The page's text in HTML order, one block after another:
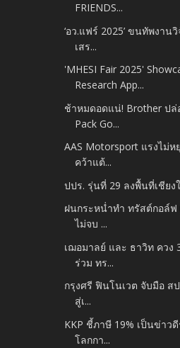
FRIENDS...
‘อว.แฟร์ 2025’ ขนทัพงาน
เสร...
'MHESI Fair 2025'
Research App...
ช้าหมดอดแน่! Brother ปล่
Pack Go...
AAS Motorsport แรงไม่ห
คว้าแต้...
ปปร. รุ่นที่ 29 ลงพื้นที่เชียง
ฝนกระหน่ำทำ ทรัสต์กอล์ฟ
ไม่จบ ...
เฌอมาลย์ และ ธาวิท ควง
ร่วม ทร...
กรุงศรี ฟินโนเวต จับมือ ส
สู่เ...
KKP ชี้ภาษี 19% เป็นข่าว
โลกกา...